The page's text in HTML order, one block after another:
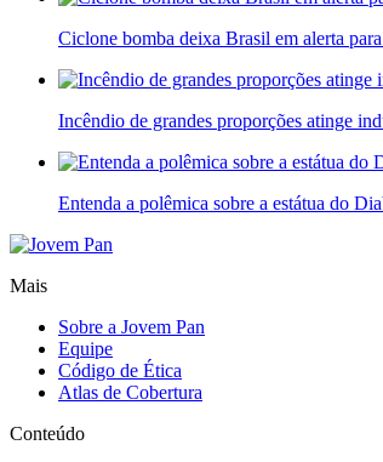
Ciclone bomba deixa Brasil em alerta
Incêndio de grandes proporções atinge
Entenda a polêmica sobre a estátua do
Mais
Sobre a Jovem Pan
Equipe
Código de Ética
Atlas de Cobertura
Conteúdo